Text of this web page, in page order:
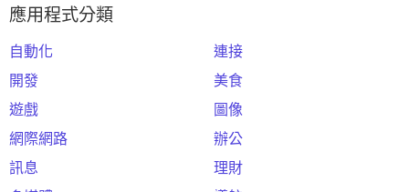
應用程式分類
自動化
連接
開發
美食
遊戲
圖像
網際網路
辦公
訊息
理財